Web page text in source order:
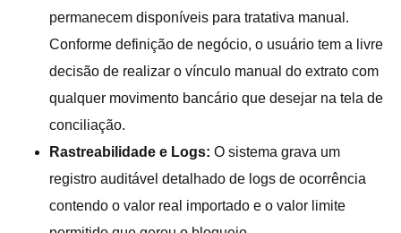
permanecem disponíveis para tratativa manual.
Conforme definição de negócio, o usuário tem a livre
decisão de realizar o vínculo manual do extrato com
qualquer movimento bancário que desejar na tela de
conciliação.
Rastreabilidade e Logs: O sistema grava um
registro auditável detalhado de logs de ocorrência
contendo o valor real importado e o valor limite